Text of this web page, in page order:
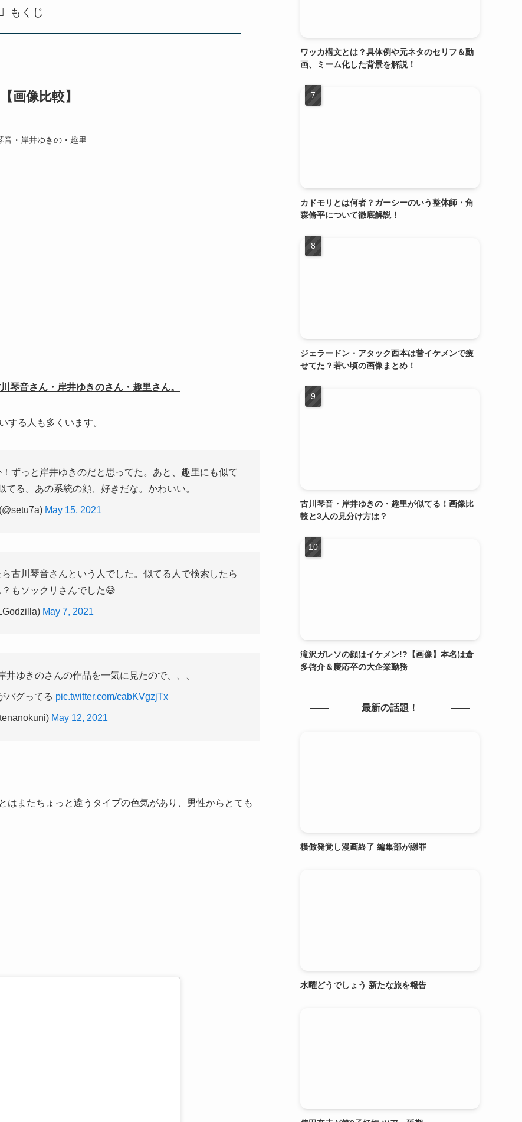
もくじ
画像比較】
音・岸井ゆきの・趣里
琴音さん・岸井ゆきのさん・趣里さん。
する人も多くいます。
ずっと岸井ゆきのだと思ってた。あと、趣里にも似て
る。あの系統の顔、好きだな。かわいい。
May 15, 2021
古川琴音さんという人でした。似てる人で検索したら
もソックリさんでした😅
May 7, 2021
ゆきのさんの作品を一気に見たので、、、
バグってる pic.twitter.com/cabKVgzjTx
May 12, 2021
はまたちょっと違うタイプの色気があり、男性からとても
ワッカ構文とは？具体例や元ネタのセリフ＆動
画、ミーム化した背景を解説！
カドモリとは何者？ガーシーのいう整体師・角
森脩平について徹底解説！
ジェラードン・アタック西本は昔イケメンで痩
せてた？若い頃の画像まとめ！
古川琴音・岸井ゆきの・趣里が似てる！画像比
較と3人の見分け方は？
滝沢ガレソの顔はイケメン!?【画像】本名は倉
多啓介＆慶応卒の大企業勤務
最新の話題！
模倣発覚し漫画終了 編集部が謝罪
水曜どうでしょう 新たな旅を報告